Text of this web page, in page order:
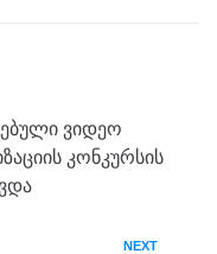
ვიდეო
კონკურსის
NEXT